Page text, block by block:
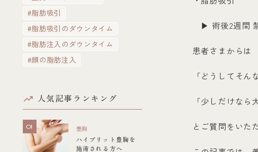
▶ 術後2週間
患者さまからは
「どうしてそん
「少しだけなら
とご質問をいた
#脂肪吸引
#脂肪吸引のダウンタイム
#脂肪注入のダウンタイム
#顔の脂肪注入
人気記事ランキング
豊胸
ハイブリット豊胸を
施術される方へ